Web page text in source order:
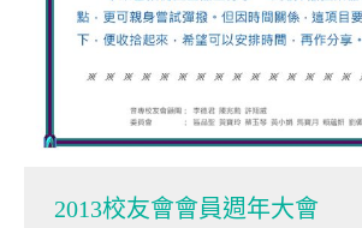
2013校友會會員週年大會